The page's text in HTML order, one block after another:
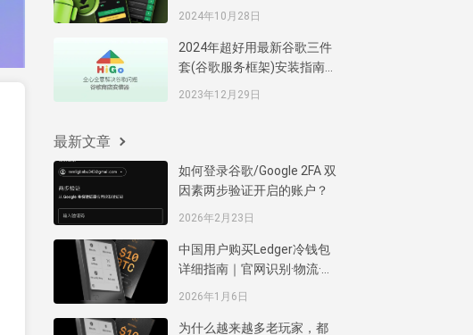
2024年10月28日
2024年超好用最新谷歌三件
套(谷歌服务框架)安装指南，
谷歌安装器一键完美安装谷
2023年12月29日
最新文章
如何登录谷歌/Google 2FA 双
因素两步验证开启的账户？
2026年2月23日
中国用户购买Ledger冷钱包
详细指南｜官网识别·物流·清
关·支付方式
2026年1月6日
为什么越来越多老玩家，都